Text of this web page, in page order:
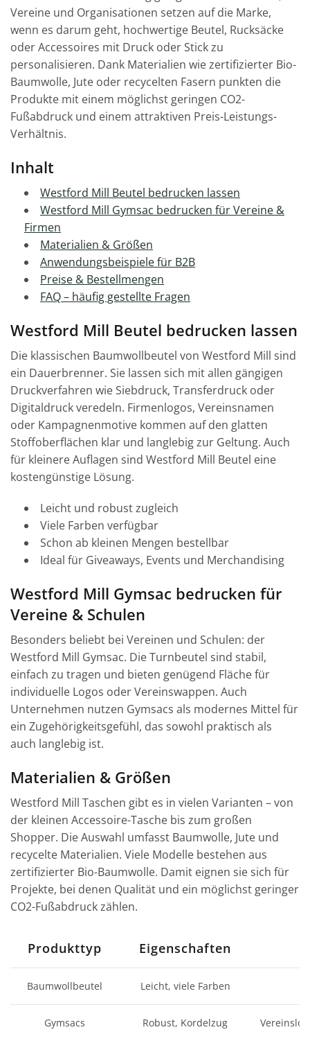
Vereine und Organisationen setzen auf die Marke,
wenn es darum geht, hochwertige Beutel, Rucksäcke
oder Accessoires mit Druck oder Stick zu
personalisieren. Dank Materialien wie zertifizierter Bio-
Baumwolle, Jute oder recycelten Fasern punkten die
Produkte mit einem möglichst geringen CO2-
Fußabdruck und einem attraktiven Preis-Leistungs-
Verhältnis.
Inhalt
Westford Mill Beutel bedrucken lassen
Westford Mill Gymsac bedrucken für Vereine &
Firmen
Materialien & Größen
Anwendungsbeispiele für B2B
Preise & Bestellmengen
FAQ – häufig gestellte Fragen
Westford Mill Beutel bedrucken lassen
Die klassischen Baumwollbeutel von Westford Mill sind
ein Dauerbrenner. Sie lassen sich mit allen gängigen
Druckverfahren wie Siebdruck, Transferdruck oder
Digitaldruck veredeln. Firmenlogos, Vereinsnamen
oder Kampagnenmotive kommen auf den glatten
Stoffoberflächen klar und langlebig zur Geltung. Auch
für kleinere Auflagen sind Westford Mill Beutel eine
kostengünstige Lösung.
Leicht und robust zugleich
Viele Farben verfügbar
Schon ab kleinen Mengen bestellbar
Ideal für Giveaways, Events und Merchandising
Westford Mill Gymsac bedrucken für
Vereine & Schulen
Besonders beliebt bei Vereinen und Schulen: der
Westford Mill Gymsac. Die Turnbeutel sind stabil,
einfach zu tragen und bieten genügend Fläche für
individuelle Logos oder Vereinswappen. Auch
Unternehmen nutzen Gymsacs als modernes Mittel für
ein Zugehörigkeitsgefühl, das sowohl praktisch als
auch langlebig ist.
Materialien & Größen
Westford Mill Taschen gibt es in vielen Varianten – von
der kleinen Accessoire-Tasche bis zum großen
Shopper. Die Auswahl umfasst Baumwolle, Jute und
recycelte Materialien. Viele Modelle bestehen aus
zertifizierter Bio-Baumwolle. Damit eignen sie sich für
Projekte, bei denen Qualität und ein möglichst geringer
CO2-Fußabdruck zählen.
Produkttyp Eigenschaften
Baumwollbeutel Leicht, viele Farben
Gymsacs Robust, Kordelzug